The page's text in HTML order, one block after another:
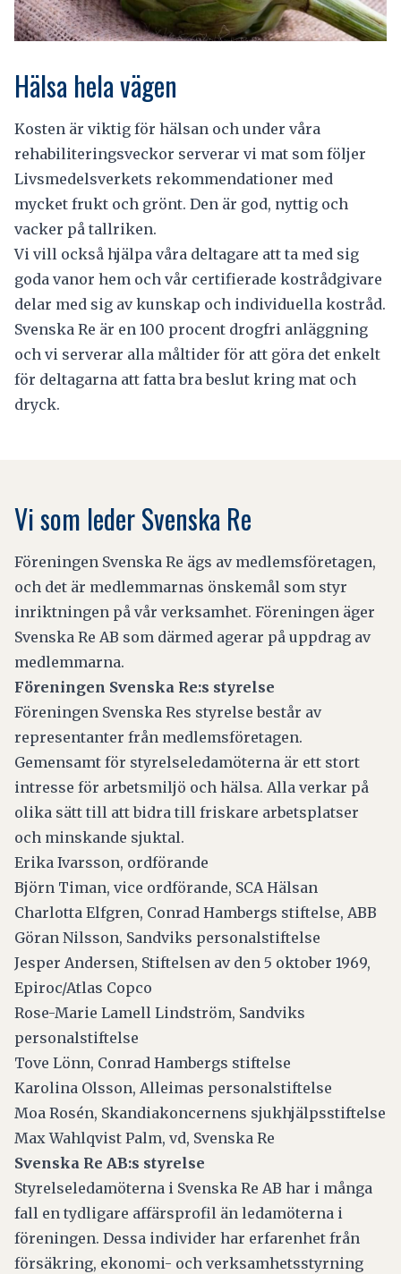
Hälsa hela vägen
Kosten är viktig för hälsan och under våra
rehabiliteringsveckor serverar vi mat som följer
Livsmedelsverkets rekommendationer med
mycket frukt och grönt. Den är god, nyttig och
vacker på tallriken.
Vi vill också hjälpa våra deltagare att ta med sig
goda vanor hem och vår certifierade kostrådgivare
delar med sig av kunskap och individuella kostråd.
Svenska Re är en 100 procent drogfri anläggning
och vi serverar alla måltider för att göra det enkelt
för deltagarna att fatta bra beslut kring mat och
dryck.
Vi som leder Svenska Re
Föreningen Svenska Re ägs av medlemsföretagen,
och det är medlemmarnas önskemål som styr
inriktningen på vår verksamhet. Föreningen äger
Svenska Re AB som därmed agerar på uppdrag av
medlemmarna.
Föreningen Svenska Re:s styrelse
Föreningen Svenska Res styrelse består av
representanter från medlemsföretagen.
Gemensamt för styrelseledamöterna är ett stort
intresse för arbetsmiljö och hälsa. Alla verkar på
olika sätt till att bidra till friskare arbetsplatser
och minskande sjuktal.
Erika Ivarsson, ordförande
Björn Timan, vice ordförande, SCA Hälsan
Charlotta Elfgren, Conrad Hambergs stiftelse, ABB
Göran Nilsson, Sandviks personalstiftelse
Jesper Andersen, Stiftelsen av den 5 oktober 1969,
Epiroc/Atlas Copco
Rose-Marie Lamell Lindström, Sandviks
personalstiftelse
Tove Lönn, Conrad Hambergs stiftelse
Karolina Olsson, Alleimas personalstiftelse
Moa Rosén, Skandiakoncernens sjukhjälpsstiftelse
Max Wahlqvist Palm, vd, Svenska Re
Svenska Re AB:s styrelse
Styrelseledamöterna i Svenska Re AB har i många
fall en tydligare affärsprofil än ledamöterna i
föreningen. Dessa individer har erfarenhet från
försäkring, ekonomi- och verksamhetsstyrning